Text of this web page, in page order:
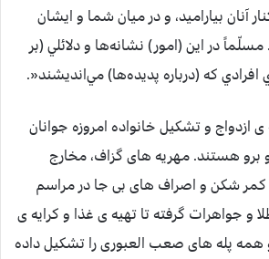
آنان بياراميد، و در ميان شما و ايشان
در اين (امور) نشانه‌ها و دلائلي (بر
كه (درباره پديده‌ها) مي‌انديشند«.‏
ازدواج و تشکیل خانواده امروزه جوانان
برو هستند. مهریه های گزاف، مخارج
شکن و اصراف های بی جا در مراسم
و جواهرات گرفته تا تهیه ی غذا و کرایه ی
همه پله های صعب العبوری را تشکیل داده